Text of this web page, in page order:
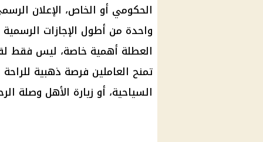
الحكومي أو الخاص، الإعلان
واحدة من أطول الإجازات الرسمية
العطلة أهمية خاصة، ليس فقط
تمنح العاملين فرصة ذهبية
السياحية، أو زيارة الأهل وصلة